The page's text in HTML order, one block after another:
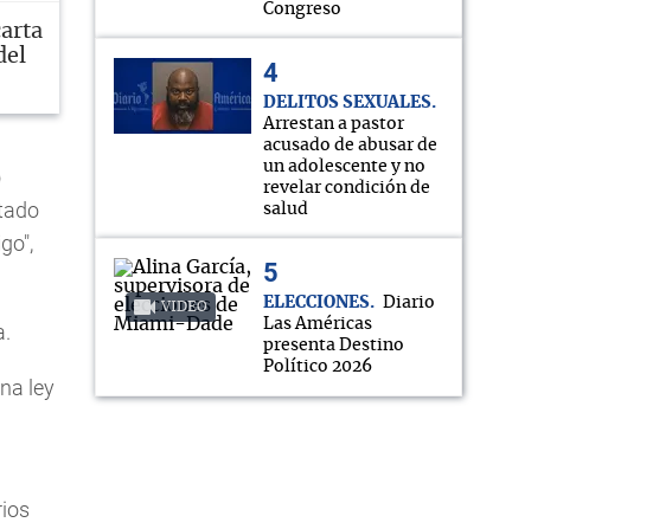
ley
Congreso
DELITOS SEXUALES
Arrestan a pastor
acusado de abusar de
un adolescente y no
revelar condición de
salud
VIDEO ELECCIONES
Diario
Las Américas
presenta Destino
Político 2026